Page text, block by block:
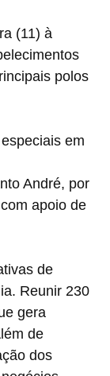
(11) à
polos
em
André, por
apoio de
de
Reunir 230
gera
de
dos